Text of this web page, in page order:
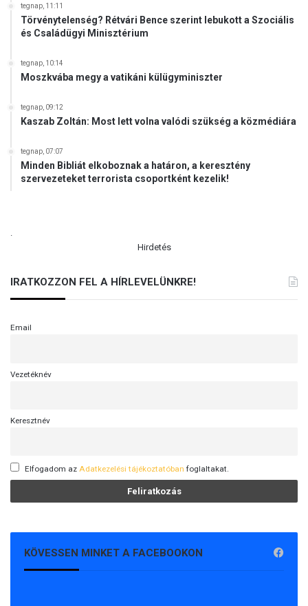
tegnap, 11:11
Törvénytelenség? Rétvári Bence szerint lebukott a Szociális
és Családügyi Minisztérium
tegnap, 10:14
Moszkvába megy a vatikáni külügyminiszter
tegnap, 09:12
Kaszab Zoltán: Most lett volna valódi szükség a közmédiára
tegnap, 07:07
Minden Bibliát elkoboznak a határon, a keresztény
szervezeteket terrorista csoportként kezelik!
.
Hirdetés
IRATKOZZON FEL A HÍRLEVELÜNKRE!
Email
Vezetéknév
Keresztnév
Elfogadom az Adatkezelési tájékoztatóban foglaltakat.
KÖVESSEN MINKET A FACEBOOKON